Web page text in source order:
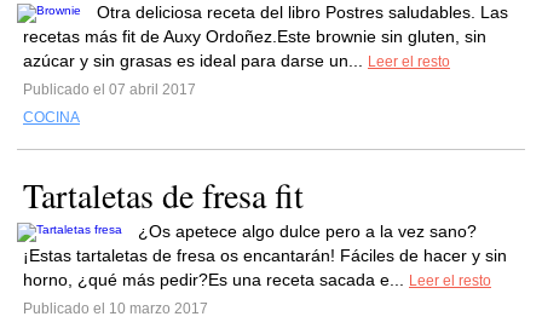
Otra deliciosa receta del libro Postres saludables. Las
recetas más fit de Auxy Ordoñez.Este brownie sin gluten, sin
azúcar y sin grasas es ideal para darse un...
Leer el resto
Publicado el 07 abril 2017
COCINA
Tartaletas de fresa fit
¿Os apetece algo dulce pero a la vez sano?
¡Estas tartaletas de fresa os encantarán! Fáciles de hacer y sin
horno, ¿qué más pedir?Es una receta sacada e...
Leer el resto
Publicado el 10 marzo 2017